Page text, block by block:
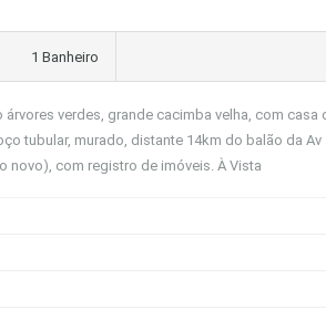
1 Banheiro
verdes, grande cacimba velha, com
tubular, murado, distante 14km do balão da
novo), com registro de imóveis. À Vista